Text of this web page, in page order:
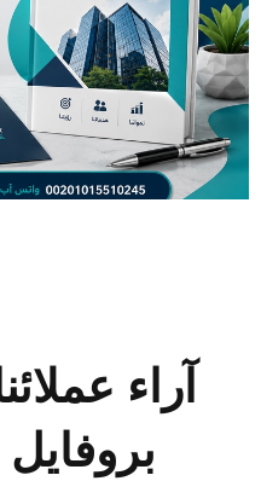
عمل بروفايل
لإعداد ملف
آراء